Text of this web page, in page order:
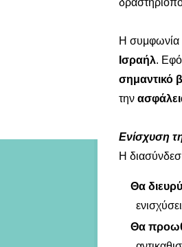
Η συμφωνία
Ισραήλ.
σημαντικό
την
Ενίσχυση
Η
Θα
Θα